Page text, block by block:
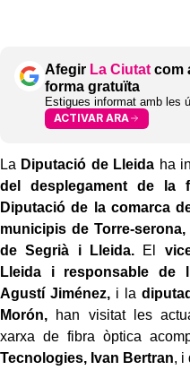
Afegir La Ciutat com
forma gratuïta
Estigues informat amb les
ACTIVAR ARA
La Diputació de Lleida ha
del desplegament de
Diputació de la comarca
municipis de Torre-
de Segrià i Lleida.El
Lleida i responsable de
Agustí Jiménez, i la
Morón, han visitat les
xarxa de fibra òptica
Tecnologies, Ivan Bertran, i